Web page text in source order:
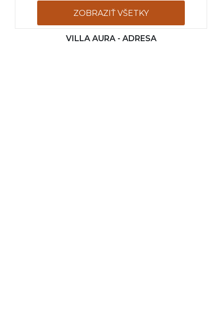
ZOBRAZIŤ VŠETKY
FOTOGRAFIE
VILLA AURA - ADRESA